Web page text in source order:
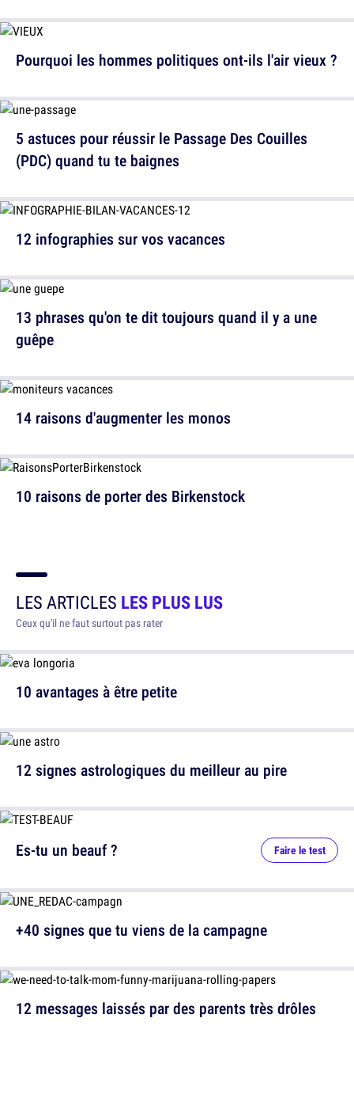
Pourquoi les hommes politiques ont-ils l'air vieux ?
12 infographies sur vos vacances
14 raisons d'augmenter les monos
5 astuces pour réussir le Passage Des Couilles
(PDC) quand tu te baignes
13 phrases qu'on te dit toujours quand il y a une
guêpe
10 raisons de porter des Birkenstock
LES ARTICLES LES PLUS LUS
Ceux qu'il ne faut surtout pas rater
10 avantages à être petite
12 signes astrologiques du meilleur au pire
12 messages laissés par des parents très drôles
Es-tu un beauf ? Faire le test
+40 signes que tu viens de la campagne